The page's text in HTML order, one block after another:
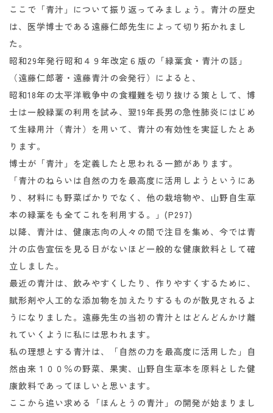
ここで「青汁」について振り返ってみましょう。青汁の歴史
は、医学博士である遠藤仁郎先生によって切り拓かれまし
た。
昭和29年発行昭和４９年改定６版の「緑葉食・青汁の話」
（遠藤仁郎著・遠藤青汁の会発行）によると、
昭和18年の太平洋戦争中の食糧難を切り抜ける策として、博
士は一般緑葉の利用を試み、翌19年長男の急性肺炎にはじめ
て生緑用汁（青汁）を用いて、青汁の有効性を実証したとあ
ります。
博士が「青汁」を定義したと思われる一節があります。
「青汁のねらいは自然の力を最高度に活用しようというにあ
り、材料にも野菜ばかりでなく、他の栽培物や、山野自生草
本の緑葉をも全てこれを利用する。」(P297)
以降、青汁は、健康志向の人々の間で注目を集め、今では青
汁の広告宣伝を見る日がないほど一般的な健康飲料として確
立しました。
最近の青汁は、飲みやすくしたり、作りやすくするために、
賦形剤や人工的な添加物を加えたりするものが散見されるよ
うになりました。遠藤先生の当初の青汁とはどんどんかけ離
れていくように私には思われます。
私の理想とする青汁は、「自然の力を最高度に活用した」自
然由来１００％の野菜、果実、山野自生草本を原料とした健
康飲料であってほしいと思います。
ここから追い求める「ほんとうの青汁」の開発が始まりまし